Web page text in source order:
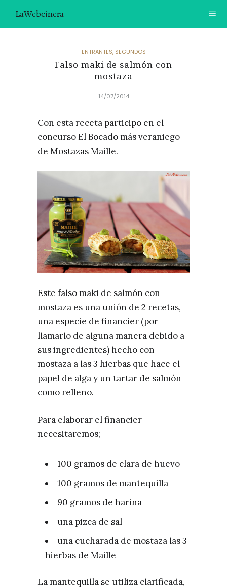
LaWebcinera
VIDEORECETAS
SOBRE MÍ
¿TE GUSTARÍA UNIRTE A NUESTRA AVENTURA GASTRON
RECOMENDACIONES
ENTRANTES, SEGUNDOS
Falso maki de salmón con
mostaza
14/07/2014
Con esta receta participo en el
concurso El Bocado más veraniego
de Mostazas Maille.
Este falso maki de salmón con
mostaza es una unión de 2 recetas,
una especie de financier (por
llamarlo de alguna manera debido a
sus ingredientes) hecho con
mostaza a las 3 hierbas que hace el
papel de alga y un tartar de salmón
como relleno.
Para elaborar el financier
necesitaremos;
100 gramos de clara de huevo
100 gramos de mantequilla
90 gramos de harina
una pizca de sal
una cucharada de mostaza las 3
hierbas de Maille
La mantequilla se utiliza clarificada,